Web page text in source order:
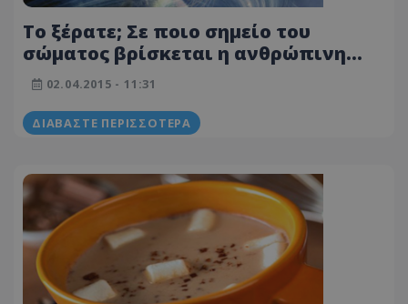
Το ξέρατε; Σε ποιο σημείο του
σώματος βρίσκεται η ανθρώπινη
ψυχή και πόσο ζυγίζει;
02.04.2015 - 11:31
ΔΙΑΒΆΣΤΕ ΠΕΡΙΣΣΌΤΕΡΑ